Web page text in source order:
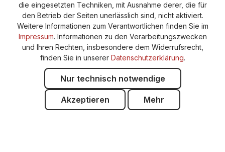
die eingesetzten Techniken, mit Ausnahme derer, die für
den Betrieb der Seiten unerlässlich sind, nicht aktiviert.
Weitere Informationen zum Verantwortlichen finden Sie im
Impressum. Informationen zu den Verarbeitungszwecken
und Ihren Rechten, insbesondere dem Widerrufsrecht,
finden Sie in unserer Datenschutzerklärung.
Nur technisch notwendige
Akzeptieren Mehr